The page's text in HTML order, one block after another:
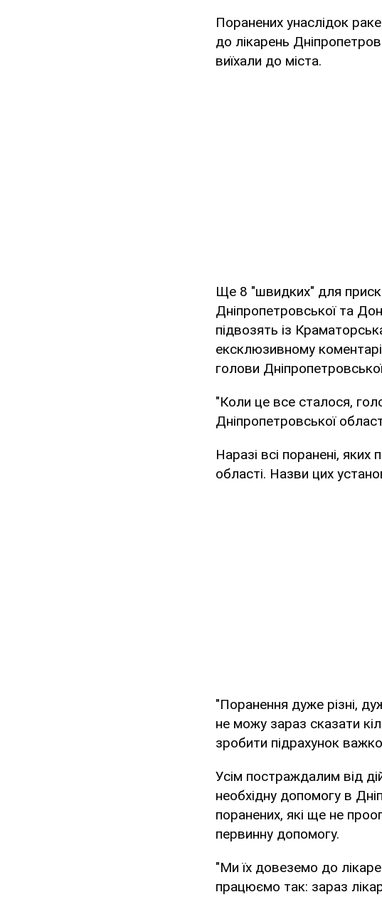
Поранених унаслідок
до лікарень
виїхали до міста.
Ще 8 "швидких" для
Дніпропетровської та
підвозять із
ексклюзивному
голови
"Коли це все сталося,
Дніпропетровської
Наразі всі поранені,
області. Назви цих
"Поранення дуже різні,
не можу зараз сказати
зробити підрахунок
Усім постраждалим від
необхідну допомогу в
поранених, які ще не
первинну допомогу.
"Ми їх довеземо до
працюємо так: зараз